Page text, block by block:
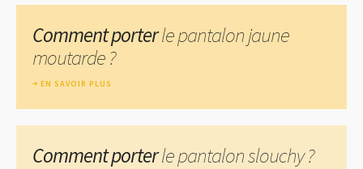
Comment porterle pantalon jaune
moutarde ?
EN SAVOIR PLUS
Comment porterle pantalon slouchy ?